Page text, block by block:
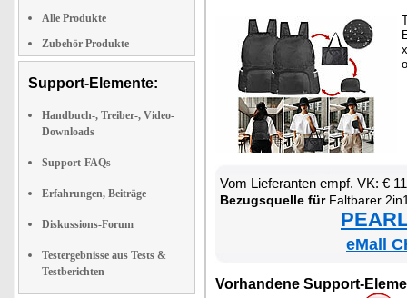
Alle Produkte
Zubehör Produkte
Support-Elemente:
Handbuch-, Treiber-, Video-
Downloads
Support-FAQs
Erfahrungen, Beiträge
Diskussions-Forum
Testergebnisse aus Tests &
Testberichten
Vom Lie­fe­ran­ten empf. VK: €
Be­zugs­quel­le fürFalt­ba­rer 2in1-
eMall
Vor­han­de­ne Sup­port-